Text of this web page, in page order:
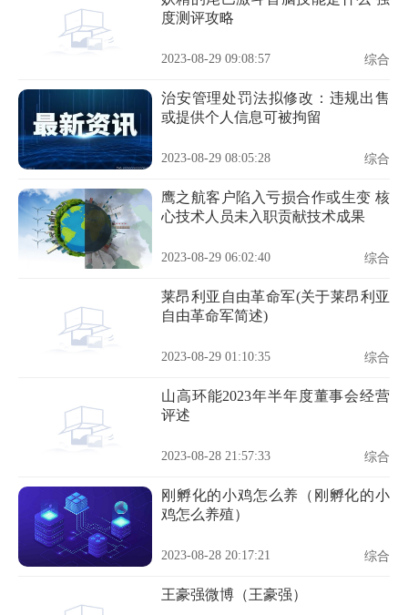
度测评攻略
2023-08-29 09:08:57 综合
治安管理处罚法拟修改：违规出售
或提供个人信息可被拘留
2023-08-29 08:05:28 综合
鹰之航客户陷入亏损合作或生变 核
心技术人员未入职贡献技术成果
2023-08-29 06:02:40 综合
莱昂利亚自由革命军(关于莱昂利亚
自由革命军简述)
2023-08-29 01:10:35 综合
山高环能2023年半年度董事会经营
评述
2023-08-28 21:57:33 综合
刚孵化的小鸡怎么养（刚孵化的小
鸡怎么养殖）
2023-08-28 20:17:21 综合
王豪强微博（王豪强）